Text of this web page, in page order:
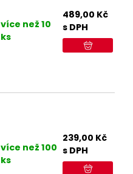
více než 10
ks
489,00 Kč
s DPH
více než 100
ks
239,00 Kč
s DPH